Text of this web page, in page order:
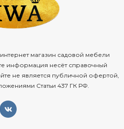
магазин садовой мебели
информация несёт справочный
не является публичной офертой,
Статьи 437 ГК РФ.